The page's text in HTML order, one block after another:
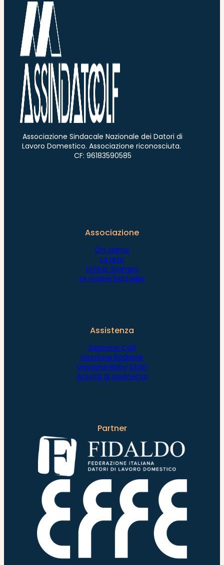
Associazione Sindacale Nazionale dei Datori di
Lavoro Domestico. Associazione riconosciuta.
CF: 96183590585
Associazione
Chi siamo
La rete
Ufficio Stampa
Le nostre battaglie
Assistenza
Gestione Colf
Gestione Badante
Gestione Baby Sitter
Attività di assistenza
Partner